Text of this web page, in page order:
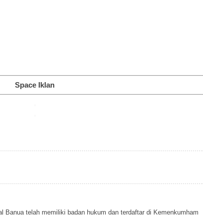
Space Iklan
Banua telah memiliki badan hukum dan terdaftar di Kemenkumham